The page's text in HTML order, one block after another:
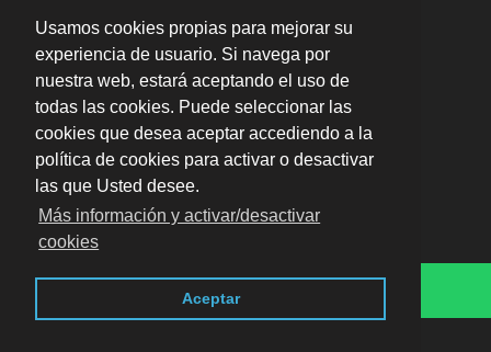
Usamos cookies propias para mejorar su
experiencia de usuario. Si navega por
nuestra web, estará aceptando el uso de
todas las cookies. Puede seleccionar las
cookies que desea aceptar accediendo a la
política de cookies para activar o desactivar
las que Usted desee.
Más información y activar/desactivar
cookies
Aceptar
· En toda Sevilla ·Aviso legal · LSSI · Política de
cookies · Política de privacidad
624 124 869